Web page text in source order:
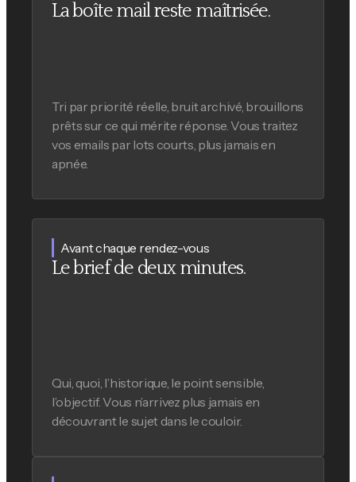
La boîte mail reste maîtrisée.
Tri par priorité réelle, bruit archivé, brouillons
prêts sur ce qui mérite réponse. Vous traitez
vos emails par lots courts, plus jamais en
apnée.
Avant chaque rendez-vous
Le brief de deux minutes.
Qui, quoi, l’historique, le point sensible,
l’objectif. Vous n’arrivez plus jamais en
découvrant le sujet dans le couloir.